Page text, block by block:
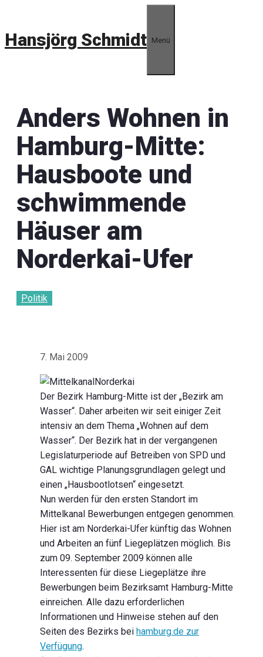
springen
Hansjörg Schmidt Menü
Anders Wohnen in
Hamburg-Mitte:
Hausboote und
schwimmende
Häuser am
Norderkai-Ufer
Politik
7. Mai 2009
Der Bezirk Hamburg-Mitte ist der „Bezirk am
Wasser“. Daher arbeiten wir seit einiger Zeit
intensiv an dem Thema „Wohnen auf dem
Wasser“. Der Bezirk hat in der vergangenen
Legislaturperiode auf Betreiben von SPD und
GAL wichtige Planungsgrundlagen gelegt und
einen „Hausbootlotsen“ eingesetzt.
Nun werden für den ersten Standort im
Mittelkanal Bewerbungen entgegen genommen.
Hier ist am Norderkai-Ufer künftig das Wohnen
und Arbeiten an fünf Liegeplätzen möglich. Bis
zum 09. September 2009 können alle
Interessenten für diese Liegeplätze ihre
Bewerbungen beim Bezirksamt Hamburg-Mitte
einreichen. Alle dazu erforderlichen
Informationen und Hinweise stehen auf den
Seiten des Bezirks bei hamburg.de zur
Verfügung.